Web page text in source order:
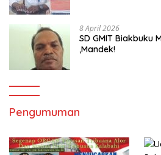
8 April 2026
SD GMIT Biakbuku
,Mandek!
Pengumuman